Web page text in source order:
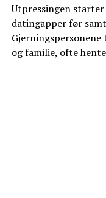
Utpressingen starter
datingapper før
og familie, ofte